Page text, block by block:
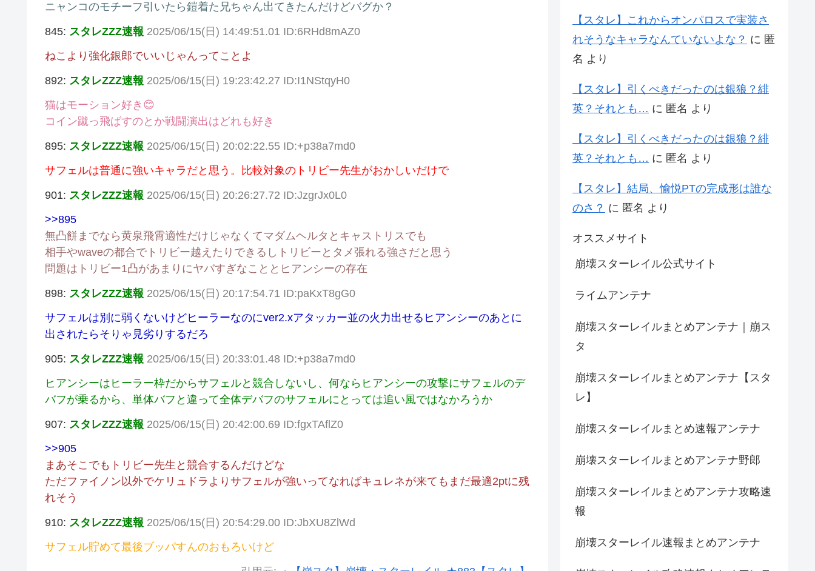
ニャンコのモチーフ引いたら鎧着た兄ちゃん出てきたんだけどバグか？
845: スタレZZZ速報 2025/06/15(日) 14:49:51.01 ID:6RHd8mAZ0
ねこより強化銀郎でいいじゃんってことよ
892: スタレZZZ速報 2025/06/15(日) 19:23:42.27 ID:I1NStqyH0
猫はモーション好き😊
コイン蹴っ飛ばすのとか戦闘演出はどれも好き
895: スタレZZZ速報 2025/06/15(日) 20:02:22.55 ID:+p38a7md0
サフェルは普通に強いキャラだと思う。比較対象のトリビー先生がおかしいだけで
901: スタレZZZ速報 2025/06/15(日) 20:26:27.72 ID:JzgrJx0L0
>>895
無凸餅までなら黄泉飛霄適性だけじゃなくてマダムヘルタとキャストリスでも
相手やwaveの都合でトリビー越えたりできるしトリビーとタメ張れる強さだと思う
問題はトリビー1凸があまりにヤバすぎなこととヒアンシーの存在
898: スタレZZZ速報 2025/06/15(日) 20:17:54.71 ID:paKxT8gG0
サフェルは別に弱くないけどヒーラーなのにver2.xアタッカー並の火力出せるヒアンシーのあとに
出されたらそりゃ見劣りするだろ
905: スタレZZZ速報 2025/06/15(日) 20:33:01.48 ID:+p38a7md0
ヒアンシーはヒーラー枠だからサフェルと競合しないし、何ならヒアンシーの攻撃にサフェルのデ
バフが乗るから、単体バフと違って全体デバフのサフェルにとっては追い風ではなかろうか
907: スタレZZZ速報 2025/06/15(日) 20:42:00.69 ID:fgxTAflZ0
>>905
まあそこでもトリビー先生と競合するんだけどな
ただファイノン以外でケリュドラよりサフェルが強いってなればキュレネが来てもまだ最適2ptに残
れそう
910: スタレZZZ速報 2025/06/15(日) 20:54:29.00 ID:JbXU8ZlWd
サフェル貯めて最後ブッパすんのおもろいけど
【スタレ】これからオンパロスで実装さ
れそうなキャラなんていないよな？ に 匿
名 より
【スタレ】引くべきだったのは銀狼？緋
英？それとも… に 匿名 より
【スタレ】引くべきだったのは銀狼？緋
英？それとも… に 匿名 より
【スタレ】結局、愉悦PTの完成形は誰な
のさ？ に 匿名 より
オススメサイト
崩壊スターレイル公式サイト
ライムアンテナ
崩壊スターレイルまとめアンテナ｜崩ス
タ
崩壊スターレイルまとめアンテナ【スタ
レ】
崩壊スターレイルまとめ速報アンテナ
崩壊スターレイルまとめアンテナ野郎
崩壊スターレイルまとめアンテナ攻略速
報
崩壊スターレイル速報まとめアンテナ